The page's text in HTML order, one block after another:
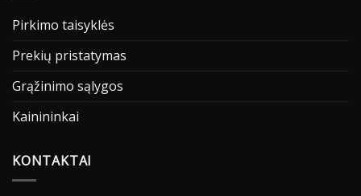
Pirkimo taisyklės
Prekių pristatymas
Grąžinimo sąlygos
Kainininkai
KONTAKTAI